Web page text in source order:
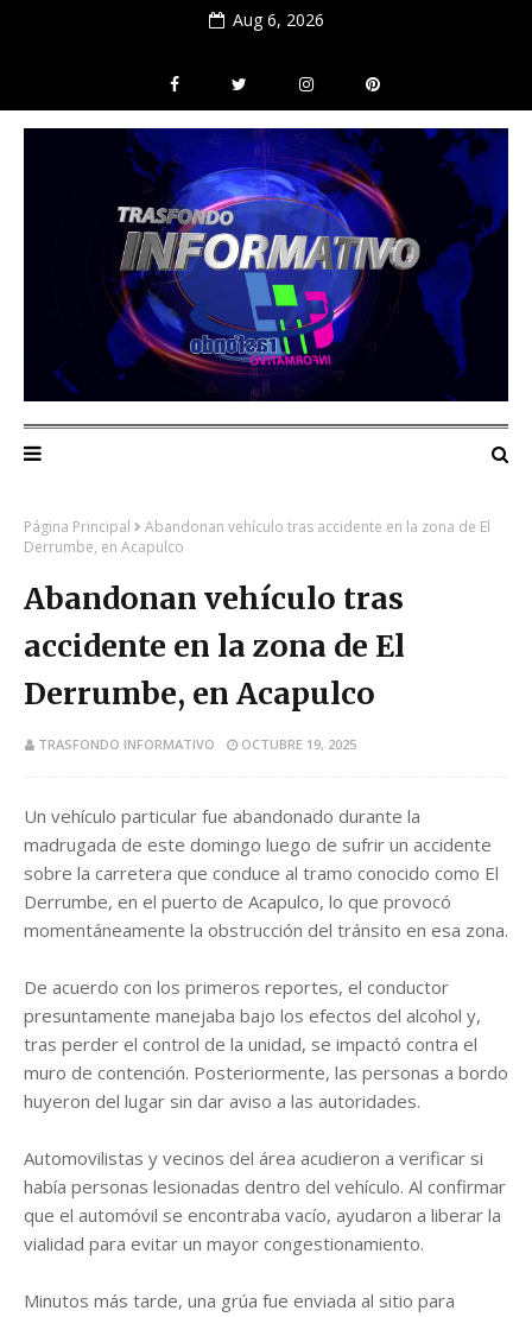
Aug 6, 2026
Página Principal
Abandonan vehículo tras accidente en la zona de El
Derrumbe, en Acapulco
Abandonan vehículo tras
accidente en la zona de El
Derrumbe, en Acapulco
TRASFONDO INFORMATIVO OCTUBRE 19, 2025
Un vehículo particular fue abandonado durante la
madrugada de este domingo luego de sufrir un accidente
sobre la carretera que conduce al tramo conocido como El
Derrumbe, en el puerto de Acapulco, lo que provocó
momentáneamente la obstrucción del tránsito en esa zona.
De acuerdo con los primeros reportes, el conductor
presuntamente manejaba bajo los efectos del alcohol y,
tras perder el control de la unidad, se impactó contra el
muro de contención. Posteriormente, las personas a bordo
huyeron del lugar sin dar aviso a las autoridades.
Automovilistas y vecinos del área acudieron a verificar si
había personas lesionadas dentro del vehículo. Al confirmar
que el automóvil se encontraba vacío, ayudaron a liberar la
vialidad para evitar un mayor congestionamiento.
Minutos más tarde, una grúa fue enviada al sitio para